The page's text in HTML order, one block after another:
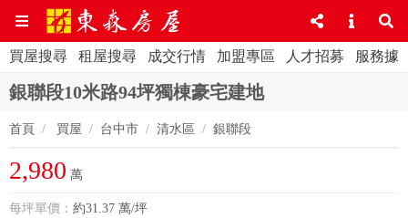
買屋搜尋 租屋搜尋 成交行情 加盟專區 人才招募 服務據
銀聯段10米路94坪獨棟豪宅建地
首頁 買屋 台中市 清水區 銀聯段
2,980 萬
每坪單價： 約31.37 萬/坪